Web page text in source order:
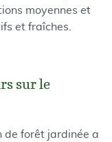
moyennes et
et fraîches.
sur le
de forêt jardinée a